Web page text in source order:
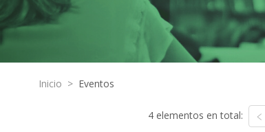
Inicio > Eventos
4 elementos en total: